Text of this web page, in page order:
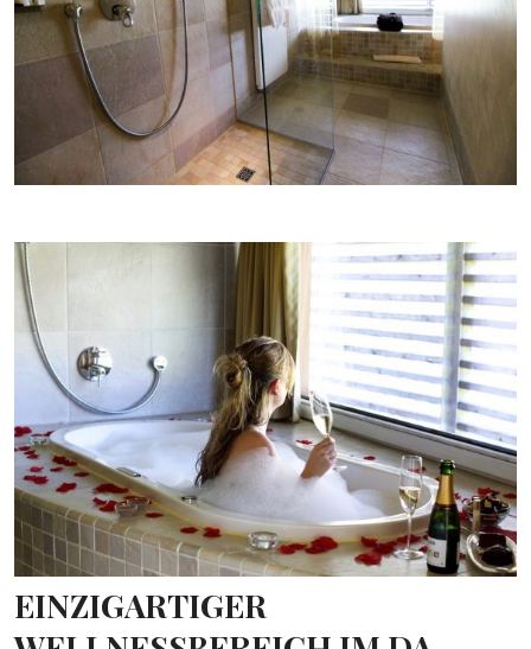
EINZIGARTIGER